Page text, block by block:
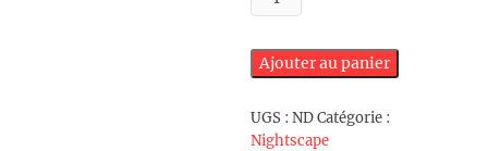
de
sur
le
Ajouter au panier
UGS : NDCatégorie :
Nightscape